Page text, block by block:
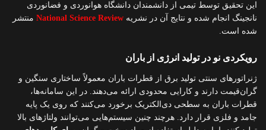
این تحقیق توسط تیمی از دانشمندان دانشگاه هوانوردی و فضانوردی
نانجینگ انجام شده و نتایج آن در نشریه National Science Review منتشر
شده است.
رویکردی نو در تولید انرژی از باران
ژنراتورهای سنتی تولید برق از قطرات باران معمولاً ساختاری سنگین و
گران‌قیمت دارند و کارایی محدودی ارائه می‌دهند. در این سامانه‌ها،
قطرات باران به سطحی دی‌الکتریک برخورد می‌کنند که روی یک پایه
جامد و فلزی قرار دارد. هرچند چنین سیستم‌هایی می‌توانند ولتاژهای بالا